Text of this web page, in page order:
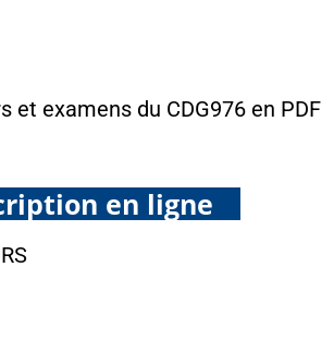
et examens du CDG976 en PDF
en ligne